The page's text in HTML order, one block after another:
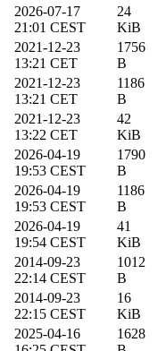
2026-07-17
21:01 CEST
24
KiB
2021-12-23
13:21 CET
1756
B
2021-12-23
13:21 CET
1186
B
2021-12-23
13:22 CET
42
KiB
2026-04-19
19:53 CEST
1790
B
2026-04-19
19:53 CEST
1186
B
2026-04-19
19:54 CEST
41
KiB
2014-09-23
22:14 CEST
1012
B
2014-09-23
22:15 CEST
16
KiB
2025-04-16
1628